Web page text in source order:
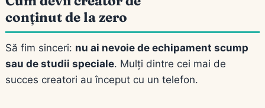
conținut de la zero
Să fim sinceri: nu ai nevoie de echipament scump
sau de studii speciale. Mulți dintre cei mai de
succes creatori au început cu un telefon.